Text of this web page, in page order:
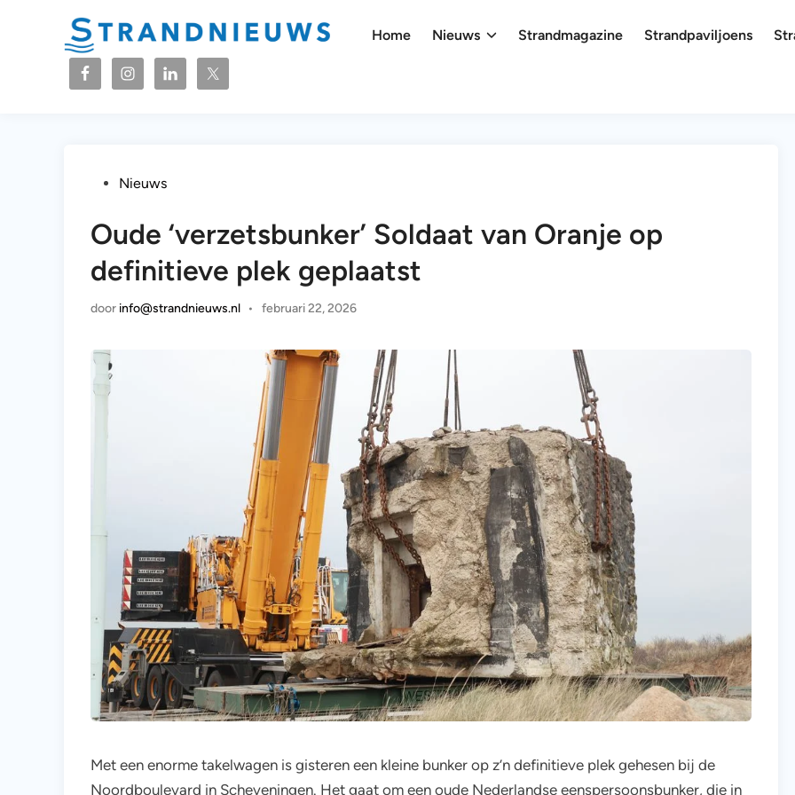
Home Nieuws Strandmagazine Strandpaviljoens
Geplaatst
Nieuws
Oude ‘verzetsbunker’ Soldaat van Oranje op
definitieve plek geplaatst
door info@strandnieuws.nl • februari 22, 2026
Met een enorme takelwagen is gisteren een kleine bunker op z’n definitieve plek gehesen bij de
Noordboulevard in Scheveningen. Het gaat om een oude Nederlandse eenspersoonsbunker, die in